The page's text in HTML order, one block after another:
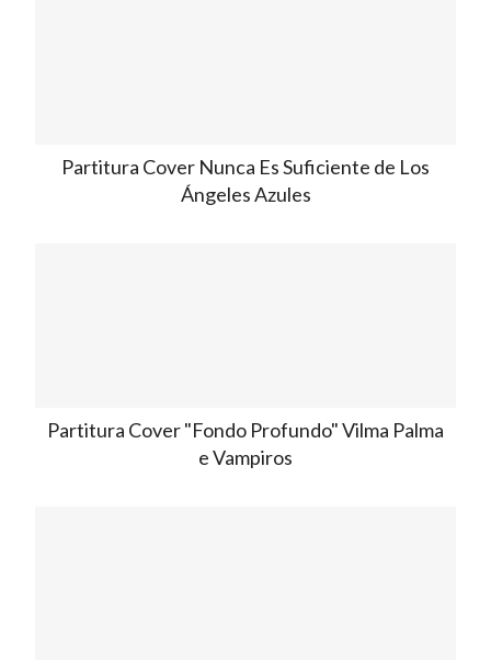
Partitura Cover Nunca Es Suficiente de Los
Ángeles Azules
Partitura Cover "Fondo Profundo" Vilma Palma
e Vampiros